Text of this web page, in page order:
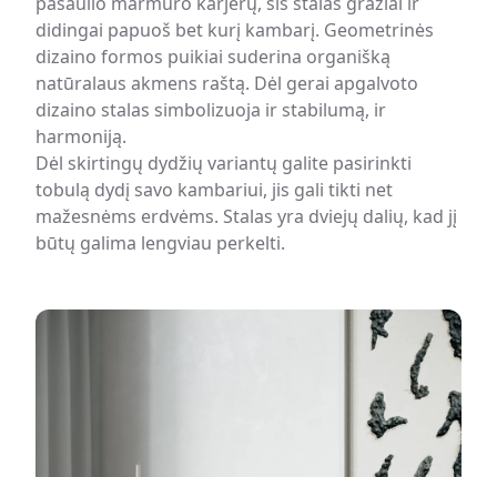
2 metus, priklausomai nuo naudojimo.
DĖVĖJIMAS: Kaip ir kitos natūralios medžiagos, pavyzdžiui,
mediena, marmuras yra akytas ir gali susidaryti dėmės. Kad
išvengtumėte dėmių, išsiliejusius skysčius nedelsiant
Įbrėžimai: marmuras yra palyginti minkštas akmuo ir gali
įbrėžti. Norėdami apsaugoti paviršių nuo įbrėžimų, naudokite
padėkliukus ir padėkliukus.
didingai papuoš bet kurį kambarį. Geometrinės
dizaino formos puikiai suderina organišką
natūralaus akmens raštą. Dėl gerai apgalvoto
dizaino stalas simbolizuoja ir stabilumą, ir
harmoniją.
Dėl skirtingų dydžių variantų galite pasirinkti
tobulą dydį savo kambariui, jis gali tikti net
mažesnėms erdvėms. Stalas yra dviejų dalių, kad jį
būtų galima lengviau perkelti.